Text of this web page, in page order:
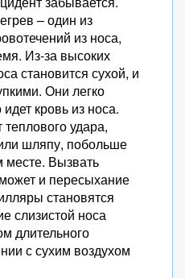
– один из
из носа,
Из-за высоких
становится сухой, и
Они легко
кровь из носа.
удара,
шляпу, побольше
месте. Вызвать
и пересыхание
становятся
слизистой носа
длительного
с сухим воздухом